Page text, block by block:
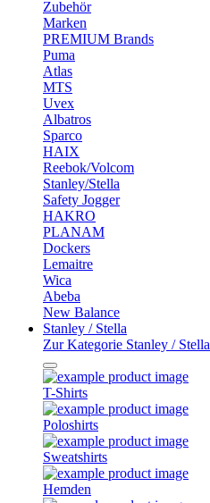
Zubehör
Marken
PREMIUM Brands
Puma
Atlas
MTS
Uvex
Albatros
Sparco
HAIX
Reebok/Volcom
Stanley/Stella
Safety Jogger
HAKRO
PLANAM
Dockers
Lemaitre
Wica
Abeba
New Balance
Stanley / Stella
Zur Kategorie Stanley / Stella
T-Shirts
Poloshirts
Sweatshirts
Hemden